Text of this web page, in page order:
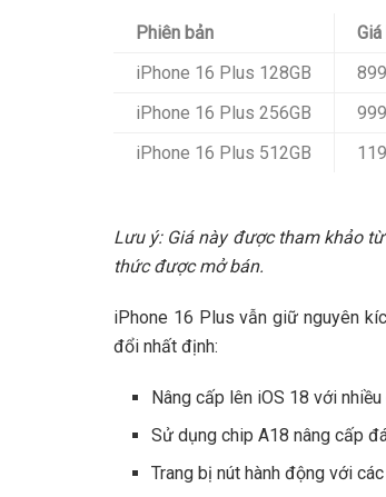
Phiên bản
iPhone 16 Plus 128GB
iPhone 16 Plus 256GB
iPhone 16 Plus 512GB
Lưu ý: Giá này được tham khảo
thức được mở bán.
iPhone 16 Plus vẫn giữ nguyên
đổi nhất định:
Nâng cấp lên iOS 18 với
Sử dụng chip A18 nâng cấp
Trang bị nút hành động với